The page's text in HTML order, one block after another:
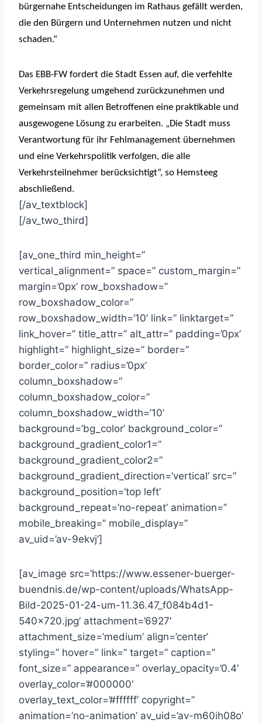
bürgernahe Entscheidungen im Rathaus gefällt werden,
die den Bürgern und Unternehmen nutzen und nicht
schaden.“
Das EBB-FW fordert die Stadt Essen auf, die verfehlte
Verkehrsregelung umgehend zurückzunehmen und
gemeinsam mit allen Betroffenen eine praktikable und
ausgewogene Lösung zu erarbeiten. „Die Stadt muss
Verantwortung für ihr Fehlmanagement übernehmen
und eine Verkehrspolitik verfolgen, die alle
Verkehrsteilnehmer berücksichtigt“, so Hemsteeg
abschließend.
[/av_textblock]
[/av_two_third]
[av_one_third min_height=”
vertical_alignment=” space=” custom_margin=”
margin=’0px’ row_boxshadow=”
row_boxshadow_color=”
row_boxshadow_width=’10’ link=” linktarget=”
link_hover=” title_attr=” alt_attr=” padding=’0px’
highlight=” highlight_size=” border=”
border_color=” radius=’0px’
column_boxshadow=”
column_boxshadow_color=”
column_boxshadow_width=’10’
background=’bg_color’ background_color=”
background_gradient_color1=”
background_gradient_color2=”
background_gradient_direction=’vertical’ src=”
background_position=’top left’
background_repeat=’no-repeat’ animation=”
mobile_breaking=” mobile_display=”
av_uid=’av-9ekvj’]
[av_image src=’https://www.essener-buerger-
buendnis.de/wp-content/uploads/WhatsApp-
Bild-2025-01-24-um-11.36.47_f084b4d1-
540×720.jpg’ attachment=’6927′
attachment_size=’medium’ align=’center’
styling=” hover=” link=” target=” caption=”
font_size=” appearance=” overlay_opacity=’0.4′
overlay_color=’#000000′
overlay_text_color=’#ffffff’ copyright=”
animation=’no-animation’ av_uid=’av-m60ih08o’